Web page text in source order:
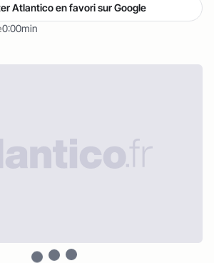
0:00min
Atlantico en favori sur Google